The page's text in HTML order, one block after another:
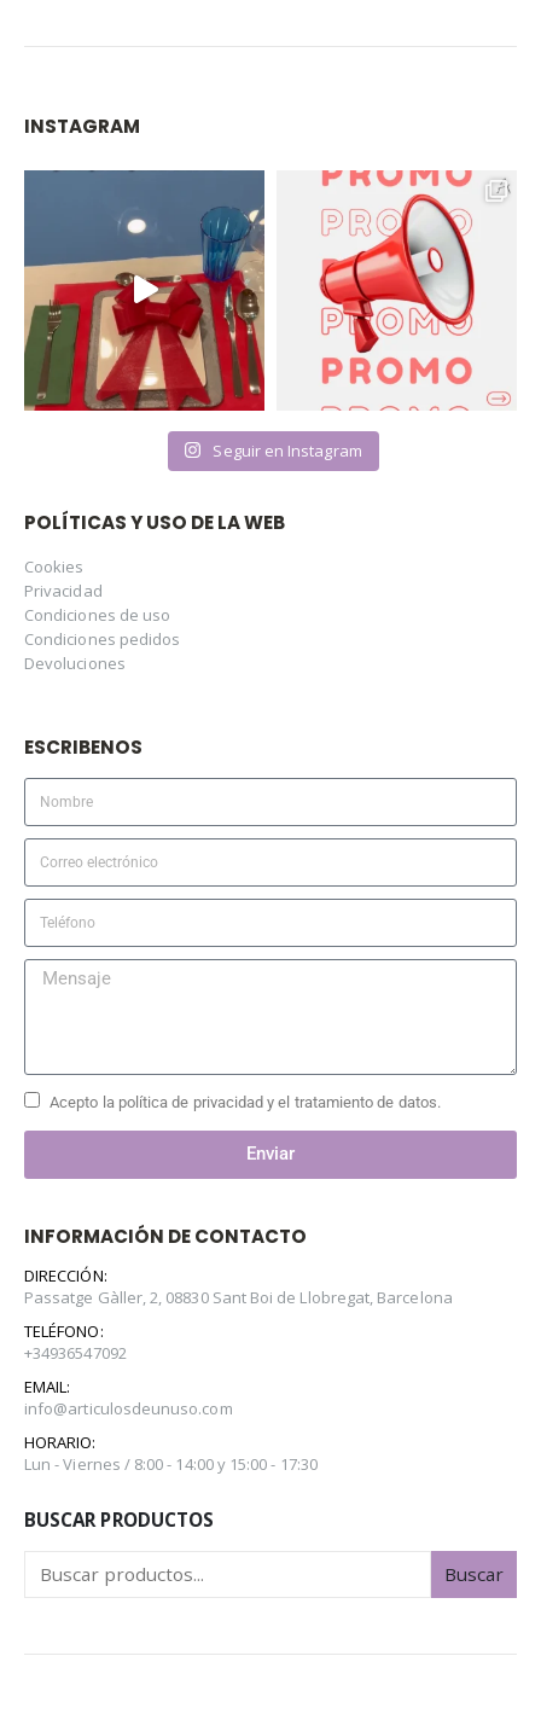
INSTAGRAM
Seguir en Instagram
POLÍTICAS Y USO DE LA WEB
Cookies
Privacidad
Condiciones de uso
Condiciones pedidos
Devoluciones
ESCRIBENOS
Acepto la política de privacidad y el tratamiento de datos.
Enviar
INFORMACIÓN DE CONTACTO
DIRECCIÓN:
Passatge Gàller, 2, 08830 Sant Boi de Llobregat, Barcelona
TELÉFONO:
+34936547092
EMAIL:
info@articulosdeunuso.com
HORARIO:
Lun - Viernes / 8:00 - 14:00 y 15:00 - 17:30
BUSCAR PRODUCTOS
Buscar